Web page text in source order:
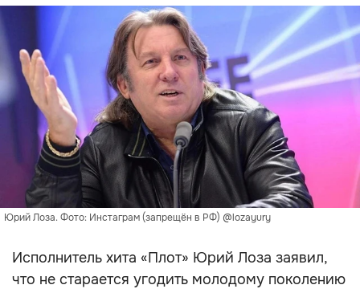
Юрий Лоза. Фото: Инстаграм (запрещён в РФ) @lozayury
Исполнитель хита «Плот» Юрий Лоза заявил,
что не старается угодить молодому поколению